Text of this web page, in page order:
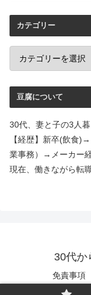
カテゴリー
豆腐について
30代、妻と子の3人暮
【経歴】新卒(飲食
業事務）→メーカー
現在、働きながら転
30代か
免責事項